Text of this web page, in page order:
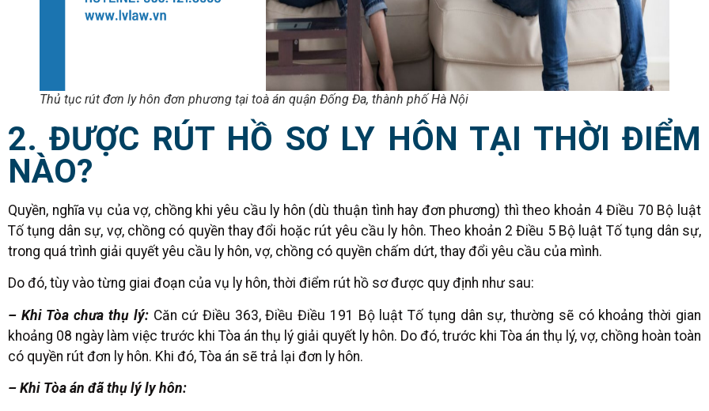
Thủ tục rút đơn ly hôn đơn phương tại toà án quận Đống Đa, thành phố Hà Nội
2. ĐƯỢC RÚT HỒ SƠ LY HÔN TẠI THỜI ĐIỂM
NÀO?
Quyền, nghĩa vụ của vợ, chồng khi yêu cầu ly hôn (dù thuận tình hay đơn phương) thì theo khoản 4 Điều 70 Bộ luật
Tố tụng dân sự, vợ, chồng có quyền thay đổi hoặc rút yêu cầu ly hôn. Theo khoản 2 Điều 5 Bộ luật Tố tụng dân sự,
trong quá trình giải quyết yêu cầu ly hôn, vợ, chồng có quyền chấm dứt, thay đổi yêu cầu của mình.
Do đó, tùy vào từng giai đoạn của vụ ly hôn, thời điểm rút hồ sơ được quy định như sau:
– Khi Tòa chưa thụ lý: Căn cứ Điều 363, Điều Điều 191 Bộ luật Tố tụng dân sự, thường sẽ có khoảng thời gian
khoảng 08 ngày làm việc trước khi Tòa án thụ lý giải quyết ly hôn. Do đó, trước khi Tòa án thụ lý, vợ, chồng hoàn toàn
có quyền rút đơn ly hôn. Khi đó, Tòa án sẽ trả lại đơn ly hôn.
– Khi Tòa án đã thụ lý ly hôn: